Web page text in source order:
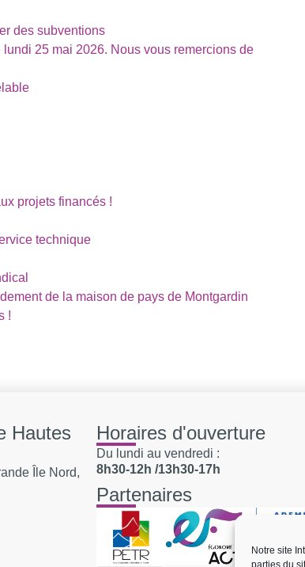
Notre site
parties du
des subventions
25 mai 2026. Nous vous remercions de
projets financés !
technique
de la maison de pays de Montgardin
!
Hautes
Île Nord,
Horaires d'ouverture
Du lundi au vendredi :
8h30-12h /13h30-17h
Partenaires